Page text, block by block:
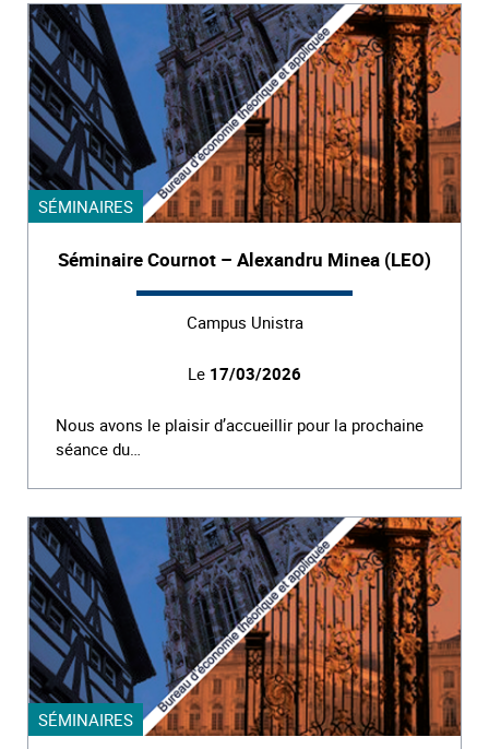
SÉMINAIRES
Séminaire Cournot – Alexandru Minea (LEO)
Campus Unistra
Le 17/03/2026
Nous avons le plaisir d’accueillir pour la prochaine
séance du…
SÉMINAIRES